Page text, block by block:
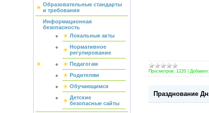
Образовательные стандарты
и требования
Информационная
безопасность
Локальные акты
Нормативное
регулирование
Педагогам
Родителям
Обучающимся
Детские
безопасные сайты
Просмотров: 1220 Добавил:
Празднование